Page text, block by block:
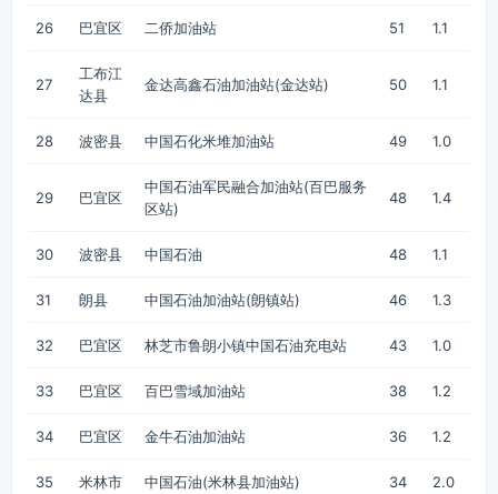
26 巴宜区 二侨加油站 51 1.1
27
工布江
达县
金达高鑫石油加油站(金达站) 50 1.1
28 波密县 中国石化米堆加油站 49 1.0
29 巴宜区
中国石油军民融合加油站(百巴服务
区站)
48 1.4
30 波密县 中国石油 48 1.1
31 朗县 中国石油加油站(朗镇站) 46 1.3
32 巴宜区 林芝市鲁朗小镇中国石油充电站 43 1.0
33 巴宜区 百巴雪域加油站 38 1.2
34 巴宜区 金牛石油加油站 36 1.2
35 米林市 中国石油(米林县加油站) 34 2.0